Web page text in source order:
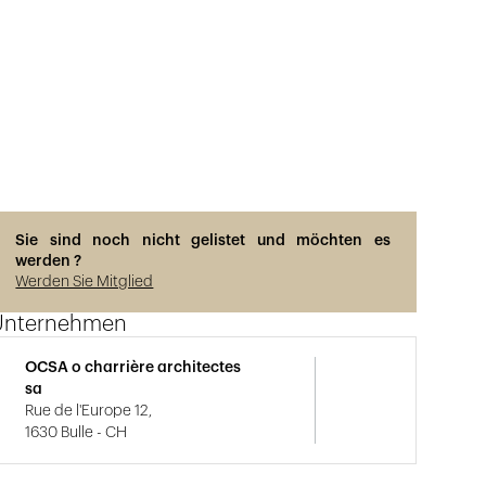
Sie sind noch nicht gelistet und möchten es
werden ?
Werden Sie Mitglied
OCSA o charrière architectes
sa
Rue de l'Europe 12,
1630 Bulle - CH